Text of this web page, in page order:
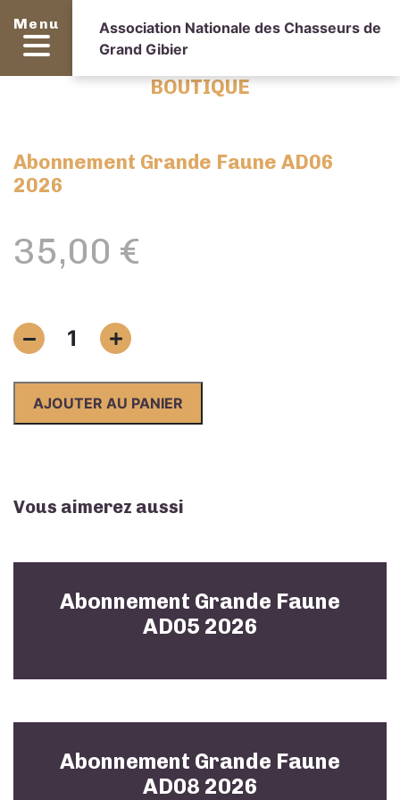
Menu
Association Nationale des Chasseurs de
Grand Gibier
BOUTIQUE
Abonnement Grande Faune AD06
2026
35,00 €
quantité
de
Grande
Faune
1
AJOUTER AU PANIER
Vous aimerez aussi
Abonnement Grande Faune
AD05 2026
Abonnement Grande Faune
AD08 2026